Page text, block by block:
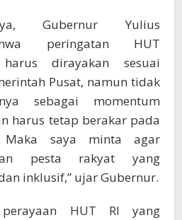
Gubernur Yulius
peringatan HUT
dirayakan sesuai
Pusat, namun tidak
sebagai momentum
harus tetap berakar pada
Maka saya minta agar
pesta rakyat yang
inklusif,” ujar Gubernur.
HUT RI yang